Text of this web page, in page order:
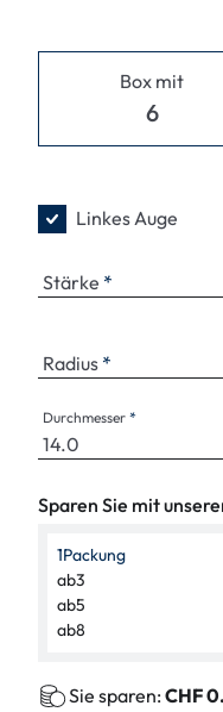
Box mit
6
Linkes Auge
Stärke
Radius
Durchmesser
Sparen Sie mit
1Packung
ab3
ab5
ab8
Sie sparen: CHF